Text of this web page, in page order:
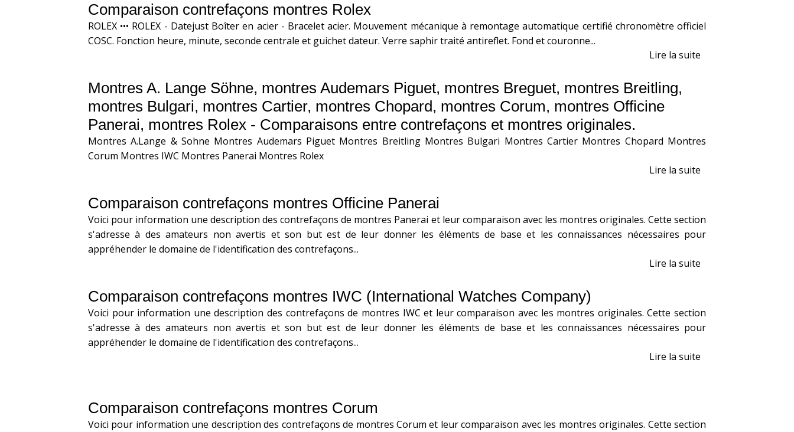
Comparaison contrefaçons montres Rolex
ROLEX ••• ROLEX - Datejust Boîter en acier - Bracelet acier. Mouvement mécanique à remontage automatique certifié chronomètre officiel
COSC. Fonction heure, minute, seconde centrale et guichet dateur. Verre saphir traité antireflet. Fond et couronne...
Lire la suite
Montres A. Lange Söhne, montres Audemars Piguet, montres Breguet, montres Breitling,
montres Bulgari, montres Cartier, montres Chopard, montres Corum, montres Officine
Panerai, montres Rolex - Comparaisons entre contrefaçons et montres originales.
Montres A.Lange & Sohne Montres Audemars Piguet Montres Breitling Montres Bulgari Montres Cartier Montres Chopard Montres
Corum Montres IWC Montres Panerai Montres Rolex
Lire la suite
Comparaison contrefaçons montres Officine Panerai
Voici pour information une description des contrefaçons de montres Panerai et leur comparaison avec les montres originales. Cette section
s'adresse à des amateurs non avertis et son but est de leur donner les éléments de base et les connaissances nécessaires pour
appréhender le domaine de l'identification des contrefaçons...
Lire la suite
Comparaison contrefaçons montres IWC (International Watches Company)
Voici pour information une description des contrefaçons de montres IWC et leur comparaison avec les montres originales. Cette section
s'adresse à des amateurs non avertis et son but est de leur donner les éléments de base et les connaissances nécessaires pour
appréhender le domaine de l'identification des contrefaçons...
Lire la suite
Comparaison contrefaçons montres Corum
Voici pour information une description des contrefaçons de montres Corum et leur comparaison avec les montres originales. Cette section